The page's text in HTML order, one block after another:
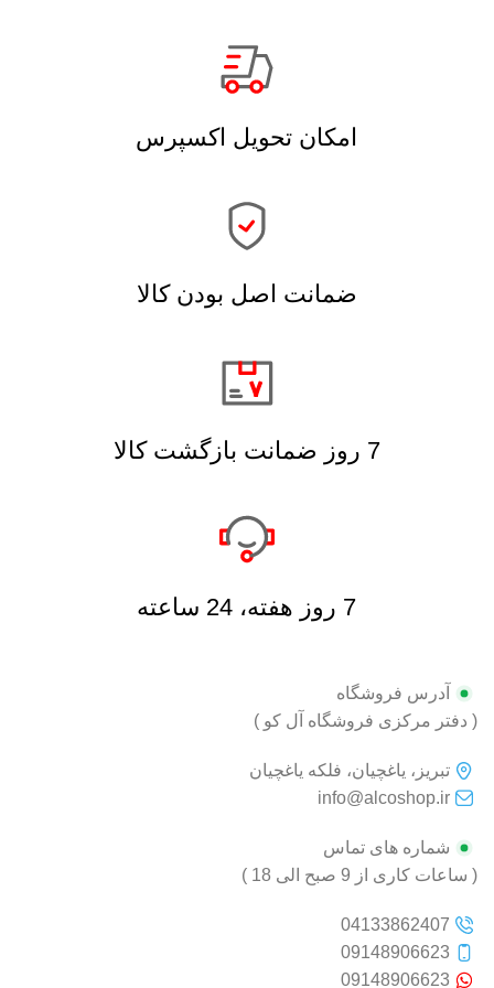
امکان تحویل اکسپرس
ضمانت اصل بودن کالا
7 روز ضمانت بازگشت کالا
7 روز هفته، 24 ساعته
آدرس فروشگاه
( دفتر مرکزی فروشگاه آل کو )
تبریز، یاغچیان، فلکه یاغچیان
info@alcoshop.ir
شماره های تماس
( ساعات کاری از 9 صبح الی 18 )
04133862407
09148906623
09148906623